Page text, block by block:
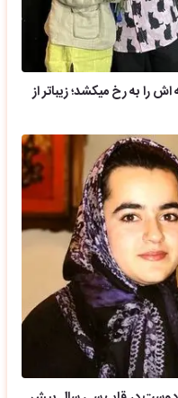
را به رخ میکشد؛ زیباتر از